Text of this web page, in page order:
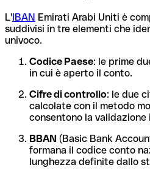
L'IBAN Emirati Arabi Uniti è
suddivisi in tre elementi che
univoco.
Codice Paese: le prime
in cui è aperto il conto.
Cifre di controllo: le due
calcolate con il metodo
consentono la
BBAN (Basic Bank
formana il codice conto
lunghezza definite dallo